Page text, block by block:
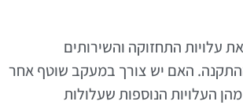
עלויות התחזוקה והשירותים
האם יש צורך במעקב שוטף אחר
העלויות הנוספות שעלולות